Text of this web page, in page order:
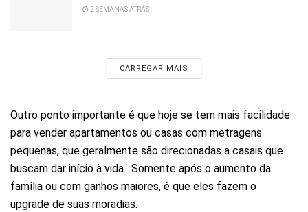
2 SEMANAS ATRÁS
CARREGAR MAIS
Outro ponto importante é que hoje se tem mais facilidade
para vender apartamentos ou casas com metragens
pequenas, que geralmente são direcionadas a casais que
buscam dar início à vida. Somente após o aumento da
família ou com ganhos maiores, é que eles fazem o
upgrade de suas moradias.